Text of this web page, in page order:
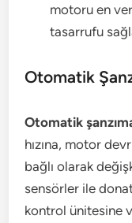
motoru en
tasarrufu
Otomatik
Otomatik
hızına, motor
bağlı olarak
sensörler ile
kontrol ünitesine